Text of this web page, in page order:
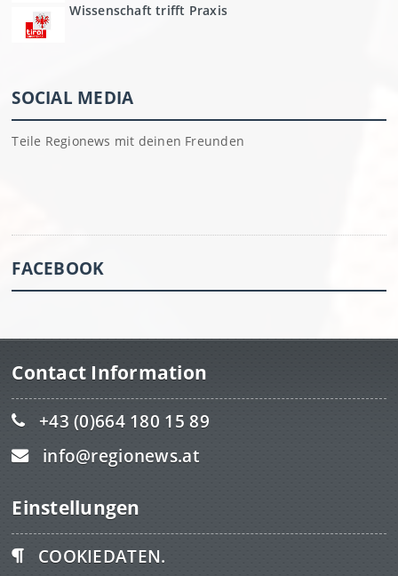
Wissenschaft trifft Praxis
SOCIAL MEDIA
Teile Regionews mit deinen Freunden
FACEBOOK
Contact Information
+43 (0)664 180 15 89
info@regionews.at
Einstellungen
COOKIEDATEN.